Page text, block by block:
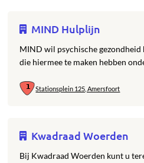
MIND Hulplijn
MIND wil psychische gezondheid
die hiermee te maken hebben
Stationsplein 125, Amersfoort
Kwadraad Woerden
Bij Kwadraad Woerden kunt u